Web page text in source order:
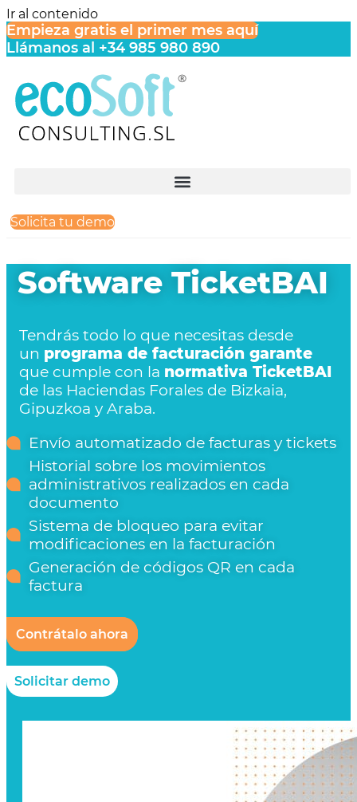
Ir al contenido
Empieza gratis el primer mes aquí
Llámanos al +34 985 980 890
Solicita tu demo
Software TicketBAI
Tendrás todo lo que necesitas desde
un programa de facturación garante
que cumple con la normativa TicketBAI
de las Haciendas Forales de Bizkaia,
Gipuzkoa y Araba.
Envío automatizado de facturas y tickets
Historial sobre los movimientos
administrativos realizados en cada
documento
Sistema de bloqueo para evitar
modificaciones en la facturación
Generación de códigos QR en cada
factura
Contrátalo ahora
Solicitar demo